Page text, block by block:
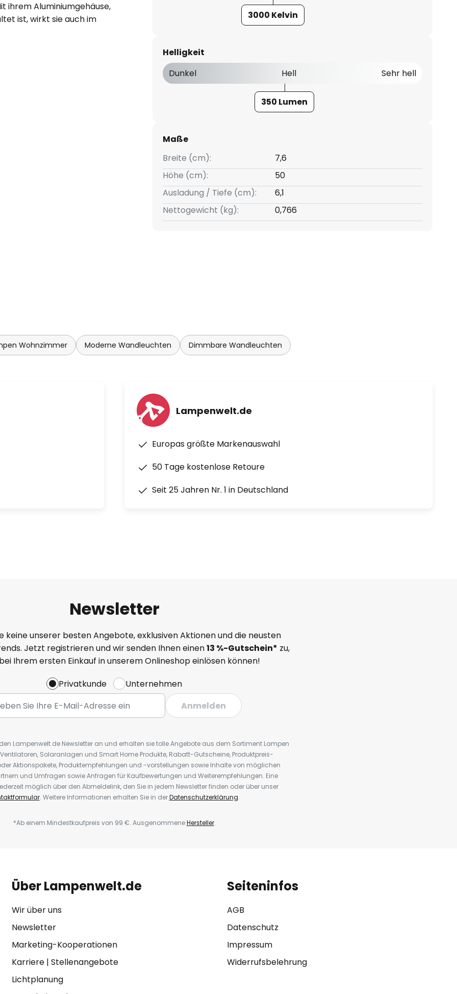
ihrem Aluminiumgehäuse,
ist, wirkt sie auch im
Beim Einschalten des
helles und warmweißes
werden. Ob
zum Beispiel als
Apodis bietet
oder vertikal montiert
3000 Kelvin
Helligkeit
Dunkel
Hell Sehr hell
350 Lumen
Maße
Breite (cm):
7,6
Höhe (cm):
50
Ausladung / Tiefe (cm):
6,1
Nettogewicht (kg):
0,766
Wohnzimmer Moderne Wandleuchten Dimmbare Wandleuchten
Lampenwelt.de
Europas größte Markenauswahl
50 Tage kostenlose Retoure
Seit 25 Jahren Nr. 1 in Deutschland
Newsletter
keine unserer besten Angebote, exklusiven Aktionen und die neusten
Jetzt registrieren und wir senden Ihnen einen13 %-Gutschein* zu,
Ihrem ersten Einkauf in unserem Onlineshop einlösen können!
Privatkunde
Unternehmen
Anmelden
Lampenwelt.de Newsletter an und erhalten sie tolle Angebote aus dem Sortiment Lampen
Solaranlagen und Smart Home Produkte, Rabatt-Gutscheine, Produktpreis-
Aktionspakete, Produktempfehlungen und -vorstellungen sowie Inhalte von möglichen
und Umfragen sowie Anfragen für Kaufbewertungen und Weiterempfehlungen. Eine
möglich über den Abmeldelink, den Sie in jedem Newsletter finden oder über unser
. Weitere Informationen erhalten Sie in derDatenschutzerklärung.
*Ab einem Mindestkaufpreis von 99 €. AusgenommeneHersteller.
Über Lampenwelt.de
Wir über uns
Newsletter
Marketing-Kooperationen
Karriere| Stellenangebote
Lichtplanung
Seiteninfos
AGB
Datenschutz
Impressum
Widerrufsbelehrung